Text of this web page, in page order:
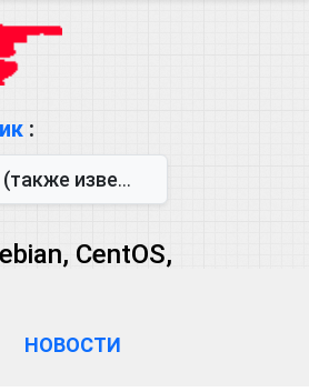
:
который отмечается...
CentOS,
НОВОСТИ